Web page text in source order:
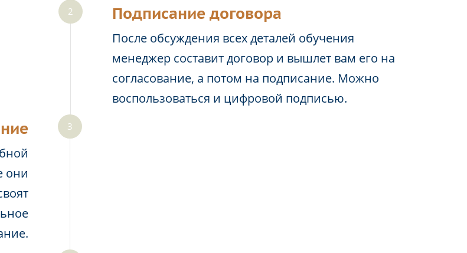
Подписание договора
После обсуждения всех деталей обучения
менеджер составит договор и вышлет вам его на
согласование, а потом на подписание. Можно
воспользоваться и цифровой подписью.
они